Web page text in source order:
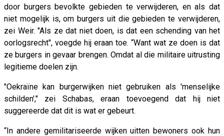
door burgers bevolkte gebieden te verwijderen, en als dat
niet mogelijk is, om burgers uit die gebieden te verwijderen,
zei Weir. "Als ze dat niet doen, is dat een schending van het
oorlogsrecht", voegde hij eraan toe. “Want wat ze doen is dat
ze burgers in gevaar brengen. Omdat al die militaire uitrusting
legitieme doelen zijn.
"Oekraïne kan burgerwijken niet gebruiken als 'menselijke
schilden'," zei Schabas, eraan toevoegend dat hij niet
suggereerde dat dit is wat er gebeurt.
“In andere gemilitariseerde wijken uitten bewoners ook hun